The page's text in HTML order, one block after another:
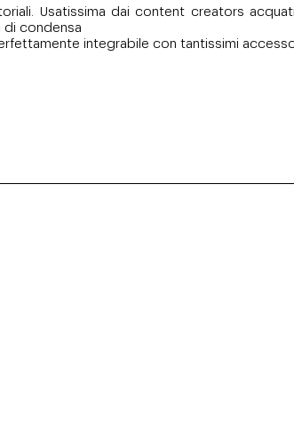
Usatissima dai content creators
di condensa
integrabile con tantissimi